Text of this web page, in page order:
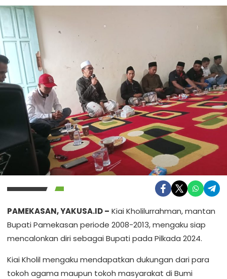
PAMEKASAN, YAKUSA.ID – Kiai Kholilurrahman, mantan
Bupati Pamekasan periode 2008-2013, mengaku siap
mencalonkan diri sebagai Bupati pada Pilkada 2024.
Kiai Kholil mengaku mendapatkan dukungan dari para
tokoh agama maupun tokoh masyarakat di Bumi